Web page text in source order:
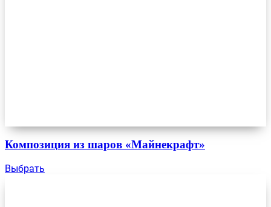
Композиция из шаров «Майнекрафт»
Выбрать